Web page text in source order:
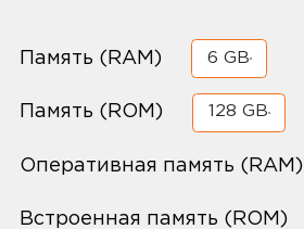
Память (RAM) 6 GB
Память (ROM) 128 GB
Оперативная память (RAM)
Встроенная память (ROM)